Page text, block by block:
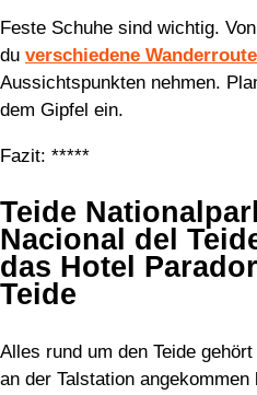
Feste Schuhe sind wichtig.
du verschiedene
Aussichtspunkten nehmen.
dem Gipfel ein.
Fazit: *****
Teide
Nacional del
das Hotel
Teide
Alles rund um den Teide
an der Talstation